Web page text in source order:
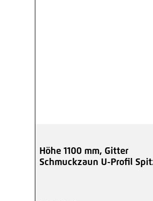
Höhe 1100 mm, Gitter
Schmuckzaun U-Profil